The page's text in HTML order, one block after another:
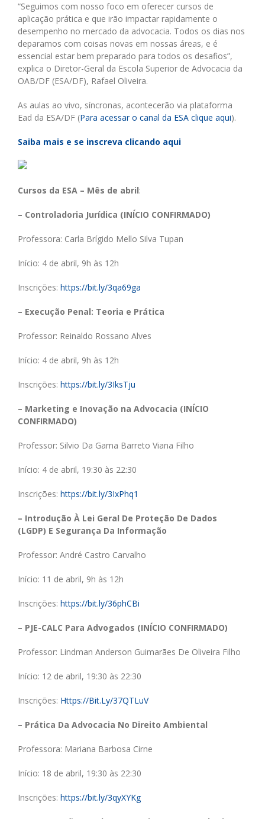
“Seguimos com nosso foco em oferecer cursos de
aplicação prática e que irão impactar rapidamente o
desempenho no mercado da advocacia. Todos os dias nos
deparamos com coisas novas em nossas áreas, e é
essencial estar bem preparado para todos os desafios”,
explica o Diretor-Geral da Escola Superior de Advocacia da
OAB/DF (ESA/DF), Rafael Oliveira.
As aulas ao vivo, síncronas, acontecerão via plataforma
Ead da ESA/DF (Para acessar o canal da ESA clique aqui).
Saiba mais e se inscreva clicando aqui
Cursos da ESA – Mês de abril:
– Controladoria Jurídica (INÍCIO CONFIRMADO)
Professora: Carla Brígido Mello Silva Tupan
Início: 4 de abril, 9h às 12h
Inscrições: https://bit.ly/3qa69ga
– Execução Penal: Teoria e Prática
Professor: Reinaldo Rossano Alves
Início: 4 de abril, 9h às 12h
Inscrições: https://bit.ly/3IksTju
– Marketing e Inovação na Advocacia (INÍCIO
CONFIRMADO)
Professor: Silvio Da Gama Barreto Viana Filho
Início: 4 de abril, 19:30 às 22:30
Inscrições: https://bit.ly/3IxPhq1
– Introdução À Lei Geral De Proteção De Dados
(LGDP) E Segurança Da Informação
Professor: André Castro Carvalho
Início: 11 de abril, 9h às 12h
Inscrições: https://bit.ly/36phCBi
– PJE-CALC Para Advogados (INÍCIO CONFIRMADO)
Professor: Lindman Anderson Guimarães De Oliveira Filho
Início: 12 de abril, 19:30 às 22:30
Inscrições: Https://Bit.Ly/37QTLuV
– Prática Da Advocacia No Direito Ambiental
Professora: Mariana Barbosa Cirne
Início: 18 de abril, 19:30 às 22:30
Inscrições: https://bit.ly/3qyXYKg